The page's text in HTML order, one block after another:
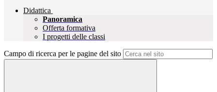
Didattica
Panoramica
Offerta formativa
I progetti delle classi
Campo di ricerca per le pagine del sito